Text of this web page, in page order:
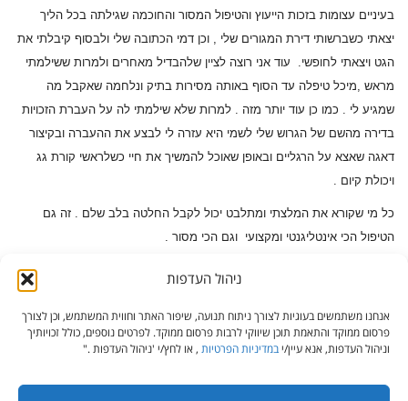
ניהול העדפות
אנחנו משתמשים בעוגיות לצורך ניתוח תנועה, שיפור האתר וחווית המשתמש, וכן לצורך
פרסום ממוקד והתאמת תוכן שיווקי לרבות פרסום ממוקד. לפרטים נוספים, כולל זכויותיך
וניהול העדפות, אנא עיין/יבמדיניות הפרטיות , או לחץ/י 'ניהול העדפות ."
בעיניים עצומות בזכות הייעוץ והטיפול המסור והחוכמה שגילתה בכל הליך
יצאתי כשברשותי דירת המגורים שלי , וכן דמי הכתובה שלי ולבסוף קיבלתי את
הגט ויצאתי לחופשי. עוד אני רוצה לציין שלהבדיל מאחרים ולמרות ששילמתי
מראש ,מיכל טיפלה עד הסוף באותה מסירות בתיק ונלחמה שאקבל מה
שמגיע לי . כמו כן עוד יותר מזה . למרות שלא שילמתי לה על העברת הזכויות
בדירה מהשם של הגרוש שלי לשמי היא עזרה לי לבצע את ההעברה ובקיצור
דאגה שאצא על הרגליים ובאופן שאוכל להמשיך את חיי כשלראשי קורת גג
ויכולת קיום .
כל מי שקורא את המלצתי ומתלבט יכול לקבל החלטה בלב שלם . זה גם
הטיפול הכי אינטליגנטי ומקצועי וגם הכי מסור .
הצהרת נגישות